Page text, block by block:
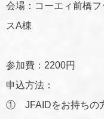
会場：コーエィ前橋
スA棟
参加費：2200円
申込方法：
① JFAIDをお持ちの